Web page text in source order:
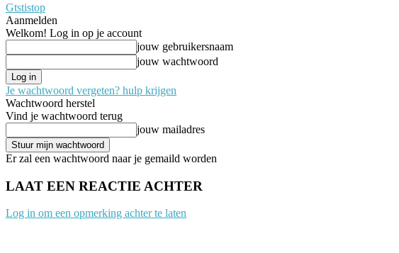
Gtstistop
Aanmelden
Welkom! Log in op je account
jouw gebruikersnaam
jouw wachtwoord
Je wachtwoord vergeten? hulp krijgen
Wachtwoord herstel
Vind je wachtwoord terug
jouw mailadres
Er zal een wachtwoord naar je gemaild worden
LAAT EEN REACTIE ACHTER
Log in om een opmerking achter te laten